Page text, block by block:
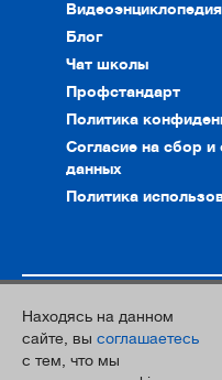
Видеоэнциклопедия
Блог
Чат школы
Профстандарт
Политика
Согласие на сбор
данных
Политика
© 2010–2026. Интернет-
преподавателей и
Дизайн и разработка:
Находясь на данном
сайте, вы соглашаетесь
с тем, что мы